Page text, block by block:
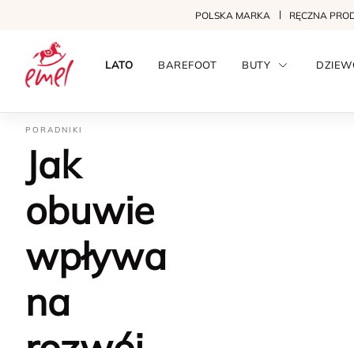
POLSKA MARKA RĘCZNA
LATO BAREFOOT BUTY
PORADNIKI
Jak
obuwie
wpływa
na